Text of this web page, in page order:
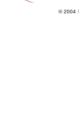
© 2004